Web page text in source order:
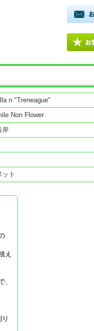
n "Treneague"
Non Flower
岸
ット
え
、